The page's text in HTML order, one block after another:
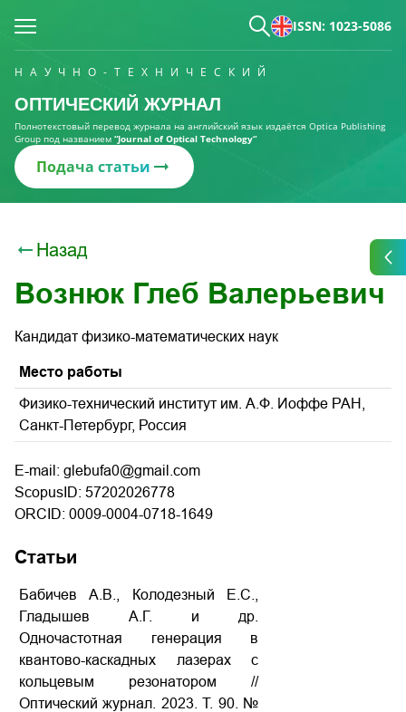
ISSN: 1023-5086
НАУЧНО-ТЕХНИЧЕСКИЙ
ОПТИЧЕСКИЙ ЖУРНАЛ
Полнотекстовый перевод журнала на английский язык издаётся Optica Publishing
Group под названием “Journal of Optical Technology“
Подача статьи
Назад
Вознюк Глеб Валерьевич
Кандидат физико-математических наук
Место работы
Физико-технический институт им. А.Ф. Иоффе РАН,
Санкт-Петербург, Россия
E-mail: glebufa0@gmail.com
ScopusID: 57202026778
ORCID: 0009-0004-0718-1649
Статьи
Бабичев А.В., Колодезный Е.С.,
Гладышев А.Г. и др.
Одночастотная генерация в
квантово-каскадных лазерах с
кольцевым резонатором //
Оптический журнал. 2023. Т. 90. №